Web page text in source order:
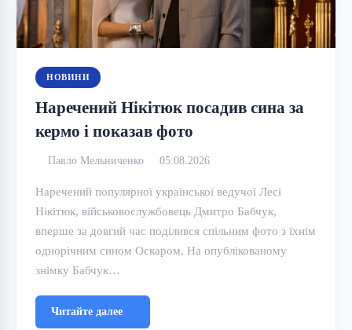
НОВИНИ
Наречений Нікітюк посадив сина за
кермо і показав фото
Павло Мельниченко 05.08.2026
Наречений популярної української ведучої Лесі
Нікітюк, військовослужбовець Дмитро Бабчук,
вперше за довгий час поділився спільним фото з їхнім
однорічним сином Оскаром. На опублікованому
знімку Бабчук…
Читайте далее